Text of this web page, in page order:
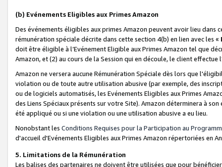
(b) Evénements Eligibles aux Primes Amazon
Des événements éligibles aux primes Amazon peuvent avoir lieu dans
rémunération spéciale décrite dans cette section 4(b) en lien avec les «
doit être éligible à l’Evénement Eligible aux Primes Amazon tel que
Amazon, et (2) au cours de la Session qui en découle, le client
Amazon ne versera aucune Rémunération Spéciale dès lors que
violation ou de toute autre utilisation abusive (par exemple, des
ou de logiciels automatisés, les Evénements Eligibles aux Primes
des Liens Spéciaux présents sur votre Site). Amazon déterminera à
été appliqué ou si une violation ou une utilisation abusive a eu lieu.
Nonobstant les Conditions Requises pour la Participation au
d'accueil d'Evénements Eligibles aux Primes Amazon répertoriées en
5. Limitations de la Rémunération
Les balises des partenaires ne doivent être utilisées que pour